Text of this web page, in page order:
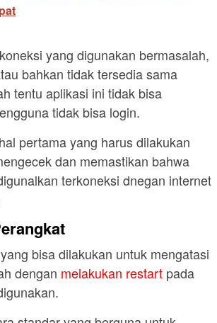
yang digunakan bermasalah,
bahkan tidak tersedia sama
tentu aplikasi ini tidak bisa
tidak bisa login.
pertama yang harus dilakukan
dan memastikan bahwa
terkoneksi dnegan internet
bisa dilakukan untuk mengatasi
dengan melakukan restart pada